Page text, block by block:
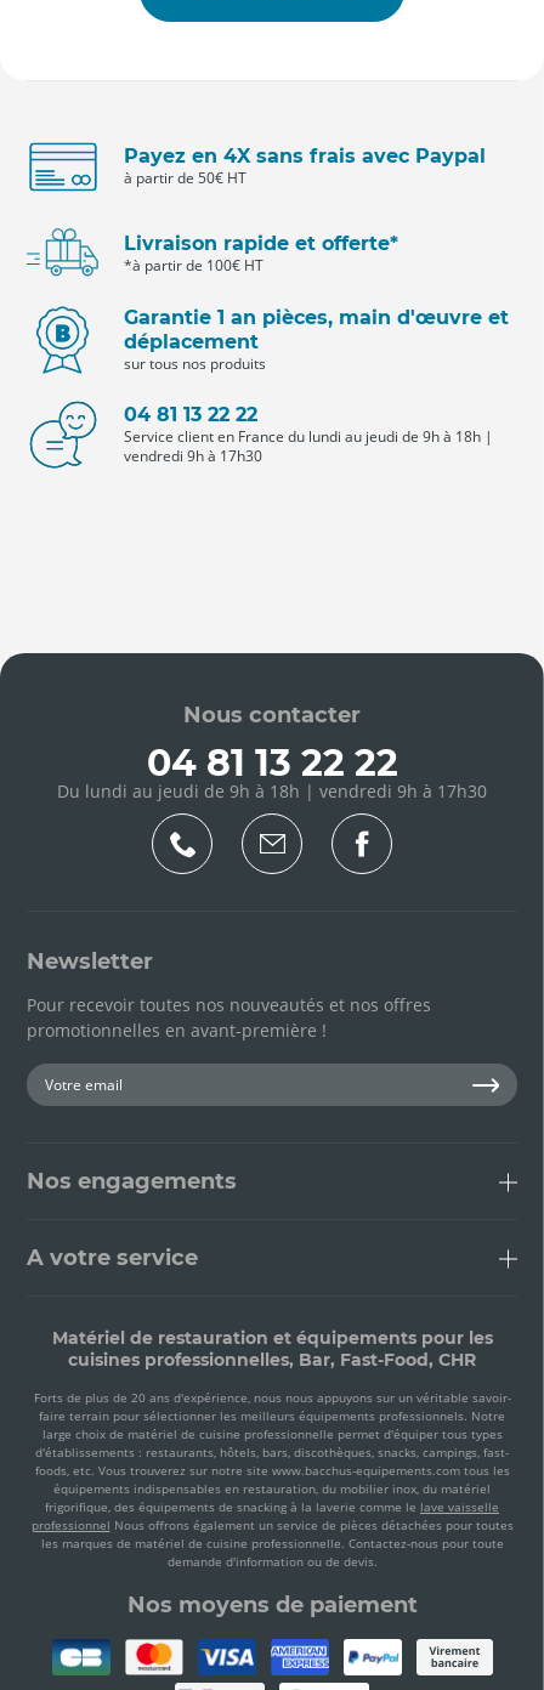
Payez en 4X sans frais avec Paypal
à partir de 50€ HT
Livraison rapide et offerte*
*à partir de 100€ HT
Garantie 1 an pièces, main d'œuvre et
déplacement
sur tous nos produits
04 81 13 22 22
Service client en France du lundi au jeudi de 9h à 18h |
vendredi 9h à 17h30
Nous contacter
04 81 13 22 22
Du lundi au jeudi de 9h à 18h | vendredi 9h à 17h30
Newsletter
Pour recevoir toutes nos nouveautés et nos offres
promotionnelles en avant-première !
Nos engagements
A votre service
Matériel de restauration et équipements pour les
cuisines professionnelles, Bar, Fast-Food, CHR
Forts de plus de 20 ans d'expérience, nous nous appuyons sur un véritable savoir-
faire terrain pour sélectionner les meilleurs équipements professionnels. Notre
large choix de matériel de cuisine professionnelle permet d'équiper tous types
d'établissements : restaurants, hôtels, bars, discothèques, snacks, campings, fast-
foods, etc. Vous trouverez sur notre site www.bacchus-equipements.com tous les
équipements indispensables en restauration, du mobilier inox, du matériel
frigorifique, des équipements de snacking à la laverie comme le lave vaisselle
professionnel Nous offrons également un service de pièces détachées pour toutes
les marques de matériel de cuisine professionnelle. Contactez-nous pour toute
demande d'information ou de devis.
Nos moyens de paiement